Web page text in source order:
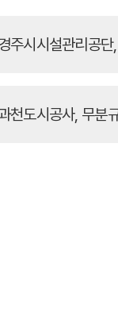
주시시설관리공단
천도시공사, 무분